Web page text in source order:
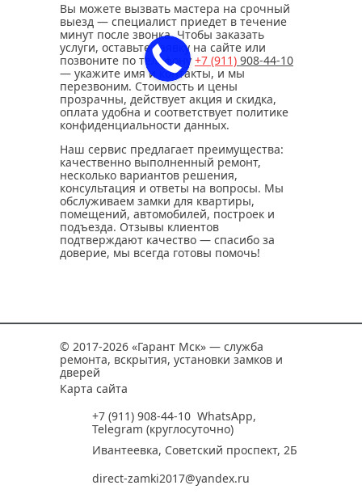
Вы можете вызвать мастера на срочный
выезд — специалист приедет в течение
минут после звонка. Чтобы заказать
услуги, оставьте заявку на сайте или
позвоните по телефону +7 (911) 908-44-10
— укажите имя и контакты, и мы
перезвоним. Стоимость и цены
прозрачны, действует акция и скидка,
оплата удобна и соответствует политике
конфиденциальности данных.
Наш сервис предлагает преимущества:
качественно выполненный ремонт,
несколько вариантов решения,
консультация и ответы на вопросы. Мы
обслуживаем замки для квартиры,
помещений, автомобилей, построек и
подъезда. Отзывы клиентов
подтверждают качество — спасибо за
доверие, мы всегда готовы помочь!
© 2017-2026 «Гарант Мск» — служба
ремонта, вскрытия, установки замков и
дверей
Карта сайта
+7 (911) 908-44-10 WhatsApp,
Telegram (круглосуточно)
Ивантеевка, Советский проспект, 2Б
direct-zamki2017@yandex.ru